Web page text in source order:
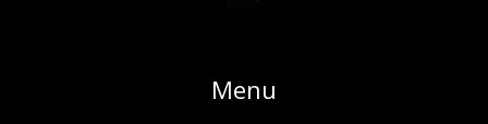
Menu